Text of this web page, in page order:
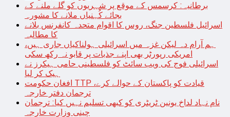
برطانیہ: کرسمس کے موقع پر شہریوں کو گلے ملنے کے
بجائے کُہنیاں ملانے کا مشورہ
اسرائیل فلسطین جنگ، روس کا اقوام متحدہ کانفرنس بلانے
کا مطالبہ
ہم آرام دہ لیکن غزہ میں اسرائیلی ہولناکیاں جاری ہیں،
امریکی رپورٹر بھی اپنے جذبات پر قابو نہ رکھ سکی
اسرائیلی فوج کی ویب سائٹ کو فلسطینی حامی ہیکرز نے
ہیک کر لیا
افغان حکومت TTP قیادت کو پاکستان کے حوالے کرے،
ترجمان دفتر خارجہ
نام نہاد لداخ یونین ٹریٹری کو کبھی تسلیم نہیں کیا: ترجمان
چینی وزارت خارجہ